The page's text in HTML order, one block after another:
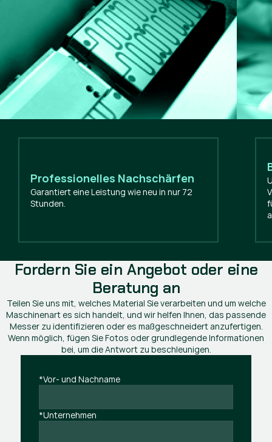
Professionelles Nachschärfen
Garantiert eine Leistung wie neu in nur 72
Stunden.
Fordern Sie ein Angebot oder eine
Beratung an
Teilen Sie uns mit, welches Material Sie verarbeiten und um welche
Maschinenart es sich handelt, und wir helfen Ihnen, das passende
Messer zu identifizieren oder es maßgeschneidert anzufertigen.
Wenn möglich, fügen Sie Fotos oder grundlegende Informationen
bei, um die Antwort zu beschleunigen.
*Vor- und Nachname
*Unternehmen